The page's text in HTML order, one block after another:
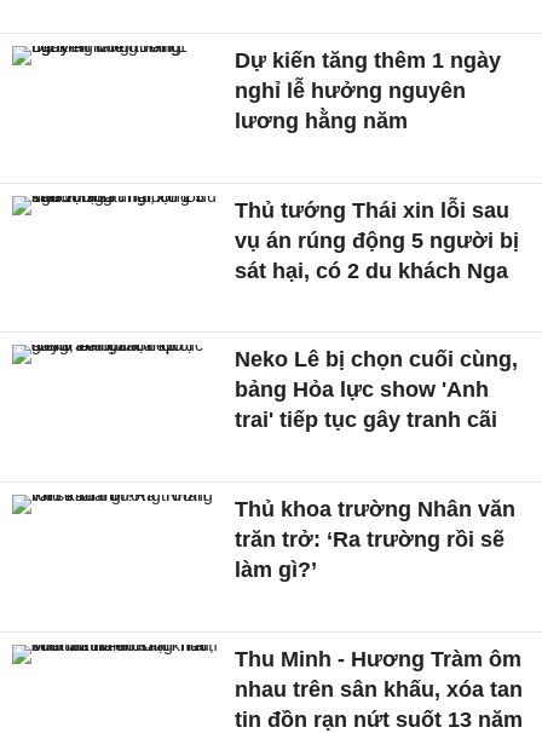
Dự kiến tăng thêm 1 ngày
nghỉ lễ hưởng nguyên
lương hằng năm
Thủ tướng Thái xin lỗi sau
vụ án rúng động 5 người bị
sát hại, có 2 du khách Nga
Neko Lê bị chọn cuối cùng,
bảng Hỏa lực show 'Anh
trai' tiếp tục gây tranh cãi
Thủ khoa trường Nhân văn
trăn trở: ‘Ra trường rồi sẽ
làm gì?’
Thu Minh - Hương Tràm ôm
nhau trên sân khấu, xóa tan
tin đồn rạn nứt suốt 13 năm